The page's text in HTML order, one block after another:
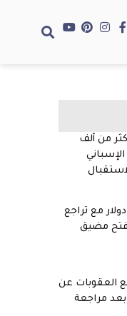
من ألف
الذهب يتجاوز 4300 دولار مع تراجع
فتح مضيق
العقوبات عن
مراجعة